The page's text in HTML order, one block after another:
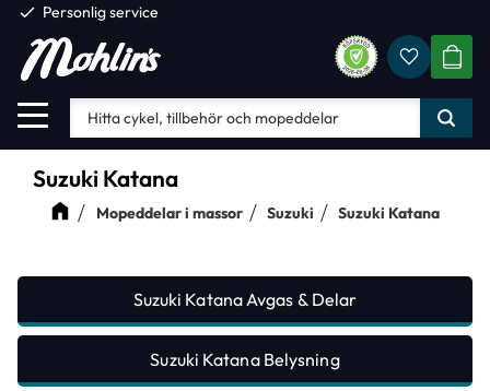
Meny
check Personlig service
Suzuki Katana
Mopeddelar i massor Suzuki Suzuki Katana
Suzuki Katana Avgas & Delar
Suzuki Katana Belysning